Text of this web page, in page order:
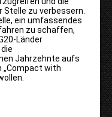
zu verbessern.
ein umfassendes
zu schaffen,
Länder
Jahrzehnte aufs
„Compact with